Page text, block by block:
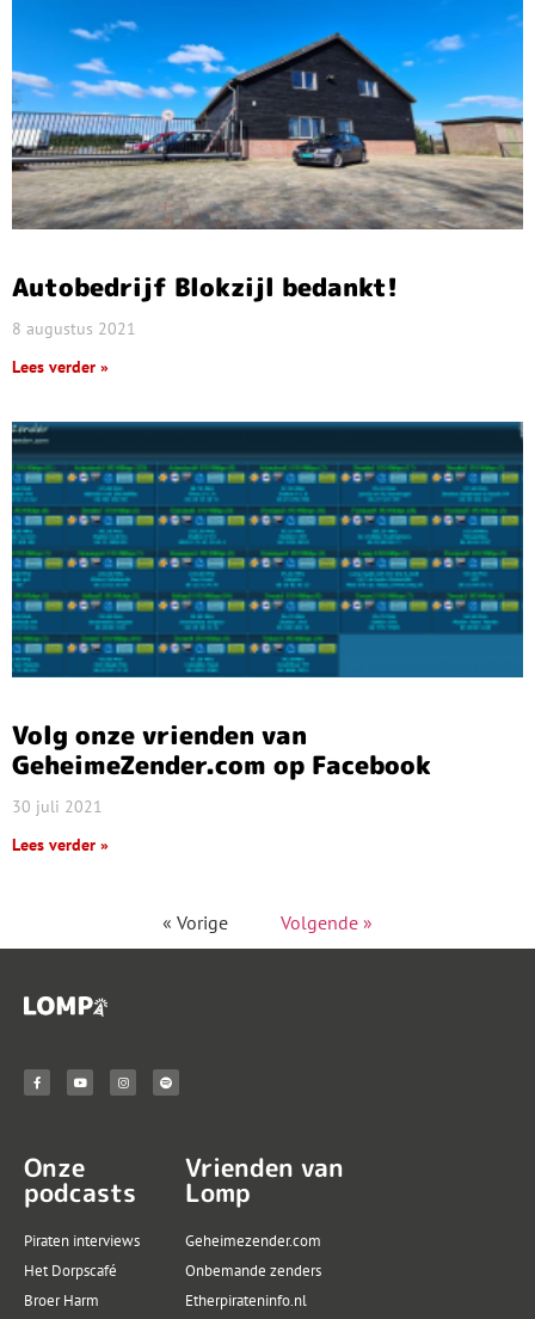
Autobedrijf Blokzijl bedankt!
8 augustus 2021
Lees verder »
Volg onze vrienden van
GeheimeZender.com op Facebook
30 juli 2021
Lees verder »
« Vorige Volgende »
Onze
podcasts
Piraten interviews
Het Dorpscafé
Broer Harm
Vrienden van
Lomp
Geheimezender.com
Onbemande zenders
Etherpirateninfo.nl